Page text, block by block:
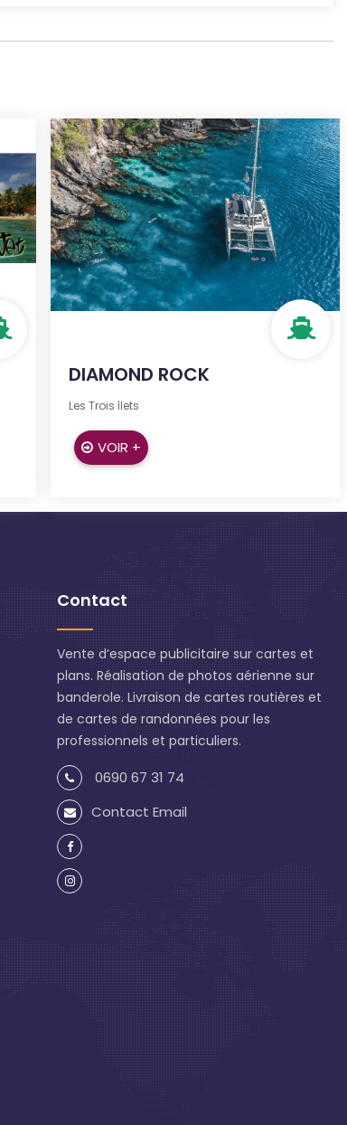
DIAMOND ROCK
Les Trois îlets
VOIR +
Contact
Vente d’espace publicitaire sur cartes et
plans. Réalisation de photos aérienne sur
banderole. Livraison de cartes routières et
de cartes de randonnées pour les
professionnels et particuliers.
0690 67 31 74
Contact Email